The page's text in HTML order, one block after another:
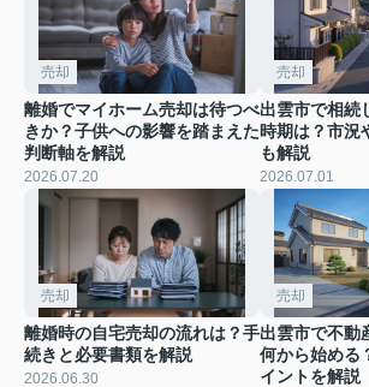
売却
離婚でマイホーム売却は待つべ
きか？子供への影響を踏まえた
判断軸を解説
2026.07.20
売却
出雲市で相続
時期は？市況
も解説
2026.07.01
売却
離婚時の自宅売却の流れは？手
続きと必要書類を解説
2026.06.30
売却
出雲市で不動
何から始める
イントを解説